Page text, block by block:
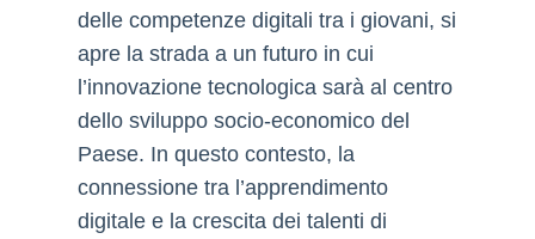
delle competenze digitali tra i giovani, si
apre la strada a un futuro in cui
l’innovazione tecnologica sarà al centro
dello sviluppo socio-economico del
Paese. In questo contesto, la
connessione tra l’apprendimento
digitale e la crescita dei talenti di